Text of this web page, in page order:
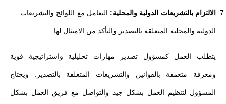
الالتزام بالتشريعات الدولية والمحلية: التعامل مع اللوائح والتشريعات
الدولية والمحلية المتعلقة بالتصدير والتأكد من الامتثال لها.
يتطلب العمل كمسؤول تصدير مهارات تحليلية واستراتيجية قوية
ومعرفة متعمقة بالقوانين والتشريعات المتعلقة بالتصدير. ويحتاج
المسؤول لتنظيم العمل بشكل جيد والتواصل مع فريق العمل بشكل